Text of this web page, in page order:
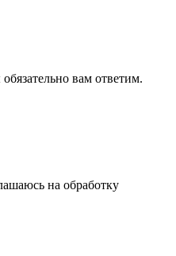
вам ответим.
на обработку